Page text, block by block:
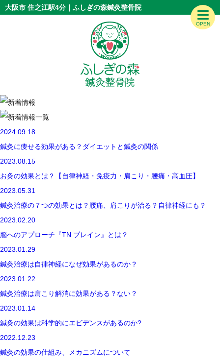
大阪市 住之江駅4分｜ふしぎの森鍼灸整骨院
2024.09.18
鍼灸に痩せる効果がある？ダイエットと鍼灸の関係
2023.08.15
お灸の効果とは？【自律神経・免疫力・肩こり・腰痛・高血圧】
2023.05.31
鍼灸治療の７つの効果とは？腰痛、肩こりが治る？自律神経にも？
2023.02.20
脳へのアプローチ『TN ブレイン』とは？
2023.01.29
鍼灸治療は自律神経になぜ効果があるのか？
2023.01.22
鍼灸治療は肩こり解消に効果がある？ない？
2023.01.14
鍼灸の効果は科学的にエビデンスがあるのか?
2022.12.23
鍼灸の効果の仕組み、メカニズムについて